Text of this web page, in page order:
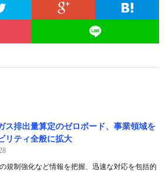
ス排出量算定のゼロボード、事業領域を
リティ全般に拡大
規制強化など情報を把握、迅速な対応を包括的